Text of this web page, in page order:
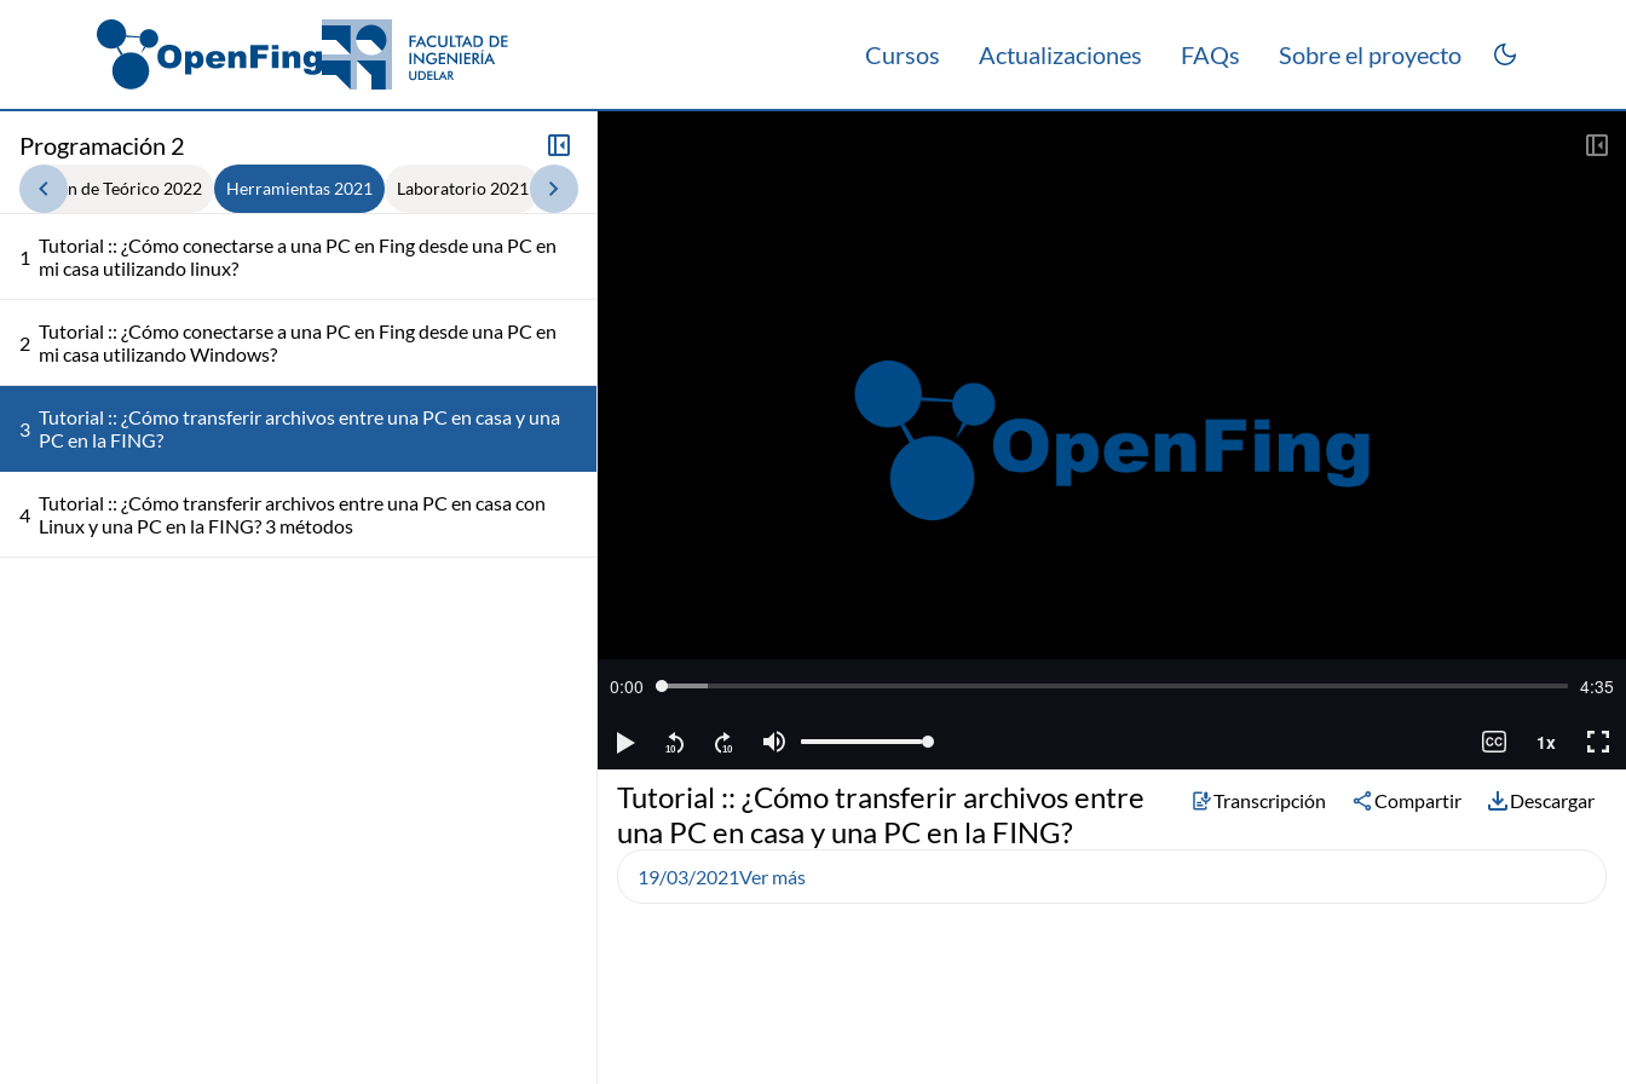
Cursos Actualizaciones FAQs Sobre el proyecto
Programación 2
Resumen de Teórico 2022 Herramientas 2021 Laboratorio 2021 Práctico 2021
1 Tutorial :: ¿Cómo conectarse a una PC en Fing desde una PC en
mi casa utilizando linux?
2 Tutorial :: ¿Cómo conectarse a una PC en Fing desde una PC en
mi casa utilizando Windows?
3 Tutorial :: ¿Cómo transferir archivos entre una PC en casa y una
PC en la FING?
4 Tutorial :: ¿Cómo transferir archivos entre una PC en casa con
Linux y una PC en la FING? 3 métodos
Tutorial :: ¿Cómo transferir archivos entre
una PC en casa y una PC en la FING?
Transcripción Compartir Descargar
19/03/2021Ver más